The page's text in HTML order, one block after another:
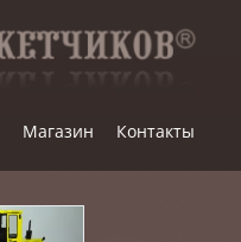
Магазин Контакты